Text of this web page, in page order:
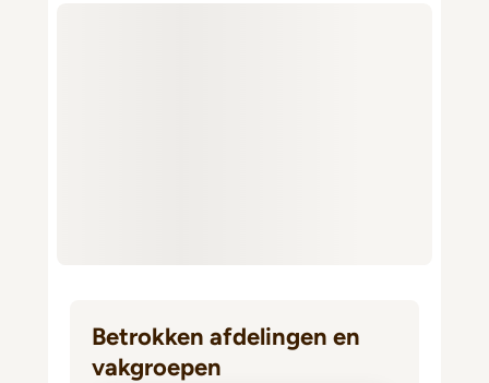
Betrokken afdelingen en
vakgroepen